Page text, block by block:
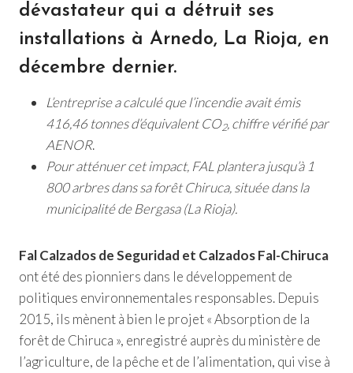
dévastateur qui a détruit ses
installations à Arnedo, La Rioja, en
décembre dernier.
L’entreprise a calculé que l’incendie avait émis
416,46 tonnes d’équivalent CO2, chiffre vérifié par
AENOR.
Pour atténuer cet impact, FAL plantera jusqu’à 1
800 arbres dans sa forêt Chiruca, située dans la
municipalité de Bergasa (La Rioja).
Fal Calzados de Seguridad et Calzados Fal-Chiruca
ont été des pionniers dans le développement de
politiques environnementales responsables. Depuis
2015, ils mènent à bien le projet « Absorption de la
forêt de Chiruca », enregistré auprès du ministère de
l’agriculture, de la pêche et de l’alimentation, qui vise à